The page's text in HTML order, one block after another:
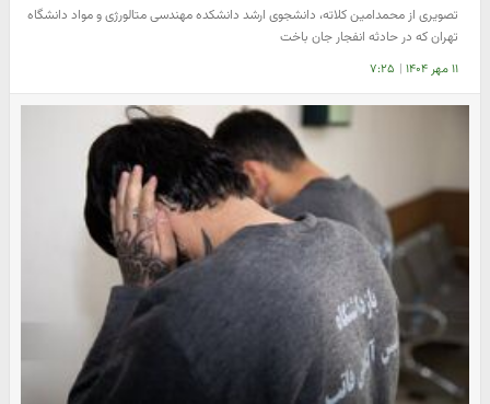
تصویری از محمدامین کلاته، دانشجوی ارشد دانشکده مهندسی متالورژی و مواد دانشگاه
تهران که در حادثه انفجار جان باخت
۱۱ مهر ۱۴۰۴ | ۷:۲۵